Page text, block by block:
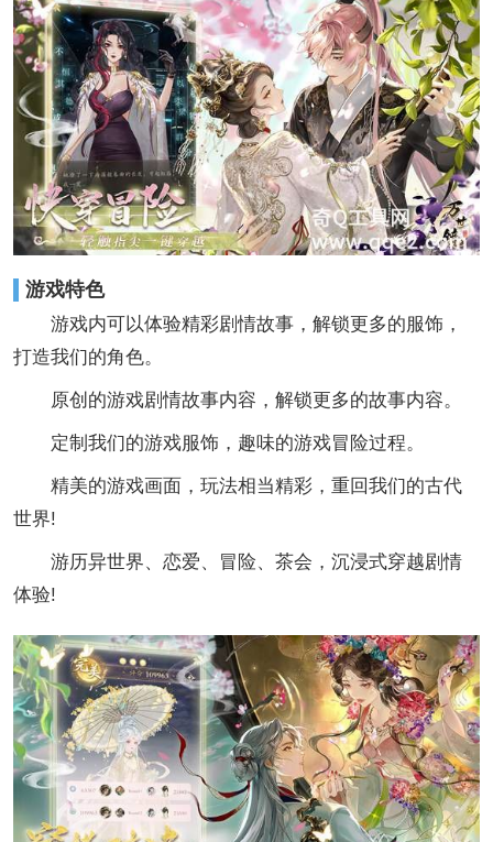
游戏特色
游戏内可以体验精彩剧情故事，解锁更多的服饰，
打造我们的角色。
原创的游戏剧情故事内容，解锁更多的故事内容。
定制我们的游戏服饰，趣味的游戏冒险过程。
精美的游戏画面，玩法相当精彩，重回我们的古代
世界!
游历异世界、恋爱、冒险、茶会，沉浸式穿越剧情
体验!